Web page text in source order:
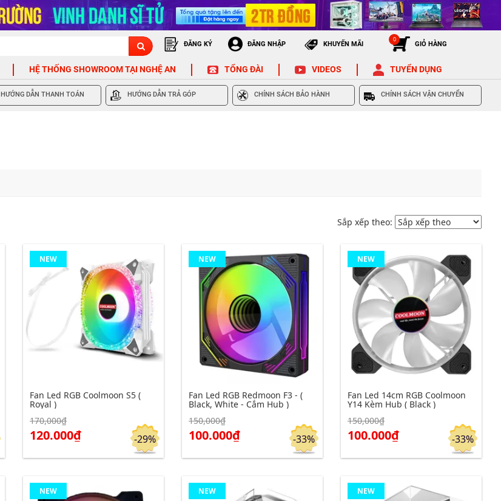
ĐĂNG KÝ ĐĂNG NHẬP KHUYẾN MÃI
0
GIỎ HÀNG
HỆ THỐNG SHOWROOM TẠI NGHỆ AN TỔNG ĐÀI VIDEOS TUYỂN DỤNG
HƯỚNG DẪN THANH TOÁN HƯỚNG DẪN TRẢ GÓP CHÍNH SÁCH BẢO HÀNH CHÍNH SÁCH VẬN CHUYỂN
Sắp xếp theo:
NEW
Click để xem chi tiết Đặt hàng
Fan Led RGB Coolmoon S5 (
Royal )
170,000₫
120.000₫ -29%
NEW
Click để xem chi tiết Đặt hàng
Fan Led RGB Redmoon F3 - (
Black, White - Cắm Hub )
150,000₫
100.000₫ -33%
NEW
Click để xem chi tiết Đặt hàng
Fan Led 14cm RGB Coolmoon
Y14 Kèm Hub ( Black )
150,000₫
100.000₫ -33%
NEW NEW NEW